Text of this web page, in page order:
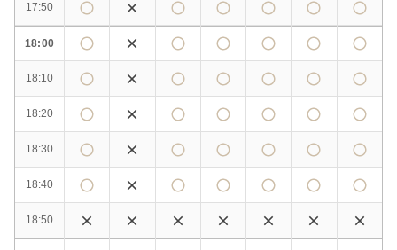
17:50
18:00
18:10
18:20
18:30
18:40
18:50